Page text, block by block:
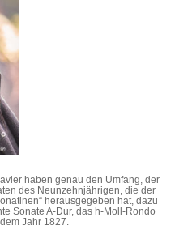
haben genau den Umfang, der
des Neunzehnjährigen, die der
herausgegeben hat, dazu
Sonate A-Dur, das h-Moll-Rondo
Jahr 1827.